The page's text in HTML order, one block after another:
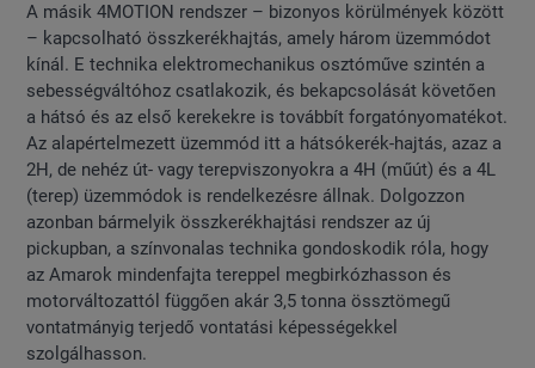
A másik 4MOTION rendszer – bizonyos körülmények között
– kapcsolható összkerékhajtás, amely három üzemmódot
kínál. E technika elektromechanikus osztóműve szintén a
sebességváltóhoz csatlakozik, és bekapcsolását követően
a hátsó és az első kerekekre is továbbít forgatónyomatékot.
Az alapértelmezett üzemmód itt a hátsókerék-hajtás, azaz a
2H, de nehéz út- vagy terepviszonyokra a 4H (műút) és a 4L
(terep) üzemmódok is rendelkezésre állnak. Dolgozzon
azonban bármelyik összkerékhajtási rendszer az új
pickupban, a színvonalas technika gondoskodik róla, hogy
az Amarok mindenfajta tereppel megbirkózhasson és
motorváltozattól függően akár 3,5 tonna össztömegű
vontatmányig terjedő vontatási képességekkel
szolgálhasson.